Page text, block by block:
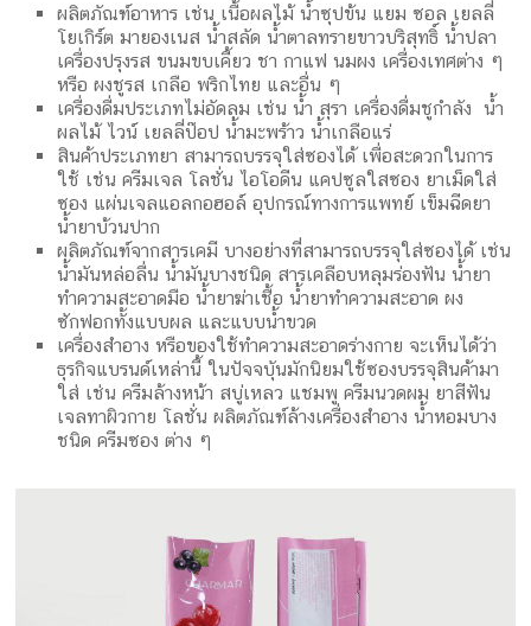
ผลิตภัณฑ์อาหาร เช่น เนื้อผลไม้ น้ำซุปข้น แยม ซอล เยลลี่
โยเกิร์ต มายองเนส น้ำสลัด น้ำตาลทรายขาวบริสุทธิ์ น้ำปลา
เครื่องปรุงรส ขนมขบเคี้ยว ชา กาแฟ นมผง เครื่องเทศต่าง ๆ
หรือ ผงชูรส เกลือ พริกไทย และอื่น ๆ
เครื่องดื่มประเภทไม่อัดลม เช่น น้ำ สุรา เครื่องดื่มชูกำลัง น้ำ
ผลไม้ ไวน์ เยลลี่ป๊อป น้ำมะพร้าว น้ำเกลือแร่
สินค้าประเภทยา สามารถบรรจุใส่ซองได้ เพื่อสะดวกในการ
ใช้ เช่น ครีมเจล โลชั่น ไอโอดีน แคปซูลใสซอง ยาเม็ดใส่
ซอง แผ่นเจลแอลกอฮอล์ อุปกรณ์ทางการแพทย์ เข็มฉีดยา
น้ำยาบ้วนปาก
ผลิตภัณฑ์จากสารเคมี บางอย่างที่สามารถบรรจุใส่ซองได้ เช่น
น้ำมันหล่อลื่น น้ำมันบางชนิด สารเคลือบหลุมร่องฟัน น้ำยา
ทำความสะอาดมือ น้ำยาฆ่าเชื้อ น้ำยาทำความสะอาด ผง
ซักฟอกทั้งแบบผล และแบบน้ำขวด
เครื่องสำอาง หรือของใช้ทำความสะอาดร่างกาย จะเห็นได้ว่า
ธุรกิจแบรนด์เหล่านี้ ในปัจจบุันมักนิยมใช้ซองบรรจุสินค้ามา
ใส่ เช่น ครีมล้างหน้า สบู่เหลว แชมพู ครีมนวดผม ยาสีฟัน
เจลทาผิวกาย โลชั่น ผลิตภัณฑ์ล้างเครื่องสำอาง น้ำหอมบาง
ชนิด ครีมซอง ต่าง ๆ